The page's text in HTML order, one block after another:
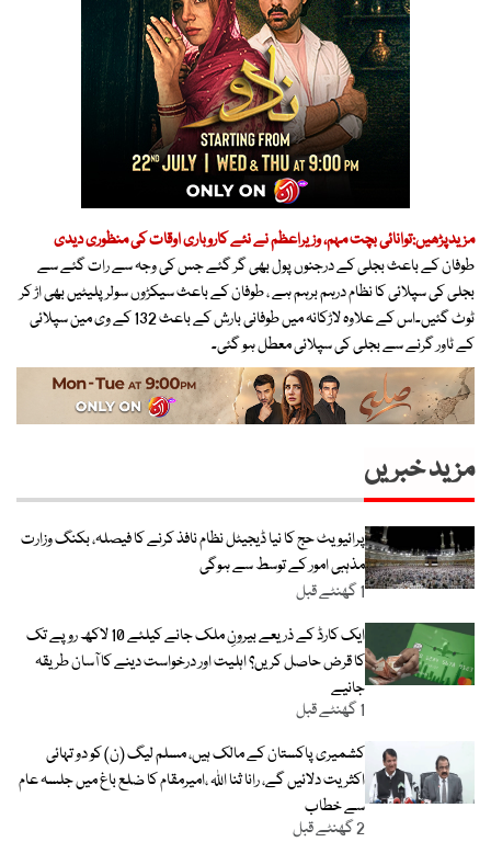
مزیدپڑھیں:توانائی بچت مہم، وزیراعظم نے نئے کاروباری اوقات کی منظوری دیدی
طوفان کے باعث بجلی کے درجنوں پول بھی گر گئے جس کی وجہ سے رات گئے سے
بجلی کی سپلائی کا نظام درہم برہم ہے ، طوفان کے باعث سیکڑوں سولر پلیٹیں بھی اڑ کر
ٹوٹ گئیں۔اس کے علاوہ لاڑکانہ میں طوفانی بارش کے باعث 132 کے وی مین سپلائی
کے ٹاور گرنے سے بجلی کی سپلائی معطل ہو گئی۔
مزید خبریں
پرائیویٹ حج کا نیا ڈیجیٹل نظام نافذ کرنے کا فیصلہ، بکنگ وزارت
مذہبی امور کے توسط سے ہوگی
1 گھنٹے قبل
ایک کارڈ کے ذریعے بیرونِ ملک جانے کیلئے 10 لاکھ روپے تک
کا قرض حاصل کریں؟ اہلیت اور درخواست دینے کا آسان طریقہ
جانیے
1 گھنٹے قبل
کشمیری پاکستان کے مالک ہیں، مسلم لیگ (ن) کو دو تہائی
اکثریت دلائیں گے، رانا ثنا اللہ ،امیرمقام کا ضلع باغ میں جلسہ عام
سے خطاب
2 گھنٹے قبل